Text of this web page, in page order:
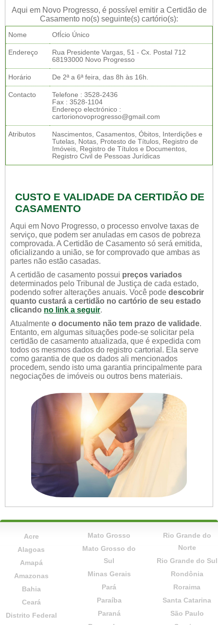
Aqui em Novo Progresso, é possível emitir a Certidão de
Casamento no(s) seguinte(s) cartório(s):
Nome OfÍcio Único
Endereço
Rua Presidente Vargas, 51 - Cx. Postal 712
68193000 Novo Progresso
Horário De 2ª a 6ª feira, das 8h às 16h.
Contacto
Telefone : 3528-2436
Fax : 3528-1104
Endereço electrónico :
cartorionovoprogresso@gmail.com
Atributos
Nascimentos, Casamentos, Óbitos, Interdições e
Tutelas, Notas, Protesto de Títulos, Registro de
Imóveis, Registro de Títulos e Documentos,
Registro Civil de Pessoas Jurídicas
CUSTO E VALIDADE DA CERTIDÃO DE
CASAMENTO
Aqui em Novo Progresso, o processo envolve taxas de
serviço, que podem ser anuladas em casos de pobreza
comprovada. A Certidão de Casamento só será emitida,
oficializando a união, se for comprovado que ambas as
partes não estão casadas.
A certidão de casamento possui preços variados
determinados pelo Tribunal de Justiça de cada estado,
podendo sofrer alterações anuais. Você pode descobrir
quanto custará a certidão no cartório de seu estado
clicando no link a seguir.
Atualmente o documento não tem prazo de validade.
Entanto, em algumas situações pode-se solicitar pela
certidão de casamento atualizada, que é expedida com
todos os mesmos dados do registro cartorial. Ela serve
como garantia de que os dados ali mencionados
procedem, sendo isto uma garantia principalmente para
negociações de imóveis ou outros bens materiais.
Acre
Alagoas
Amapá
Amazonas
Bahia
Ceará
Distrito Federal
Mato Grosso
Mato Grosso do
Sul
Minas Gerais
Pará
Paraíba
Paraná
Rio Grande do
Norte
Rio Grande do Sul
Rondônia
Roraima
Santa Catarina
São Paulo